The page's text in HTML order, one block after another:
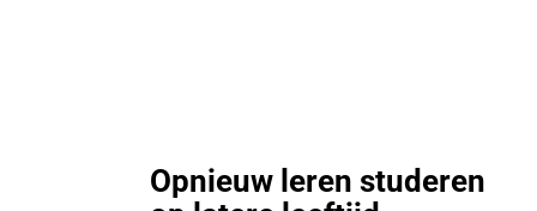
Opnieuw leren studeren